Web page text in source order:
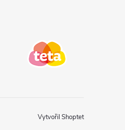
Vytvořil Shoptet